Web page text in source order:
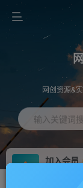
网创资源&
输入关键词
加入会员